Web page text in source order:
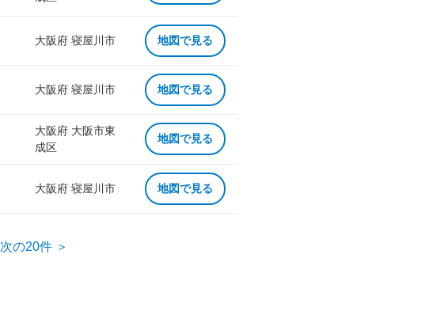
大阪府 寝屋川市 地図で見る
大阪府 寝屋川市 地図で見る
大阪府 大阪市東
成区
地図で見る
大阪府 寝屋川市 地図で見る
次の20件 ＞